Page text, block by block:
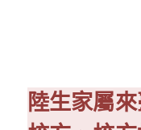
陸生家屬